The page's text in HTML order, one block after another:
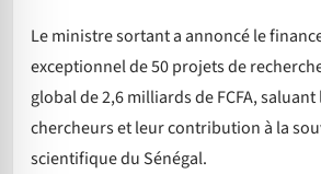
Le ministre sortant a annoncé le
exceptionnel de 50 projets de
global de 2,6 milliards de FCFA, saluant
chercheurs et leur contribution à la
scientifique du Sénégal.